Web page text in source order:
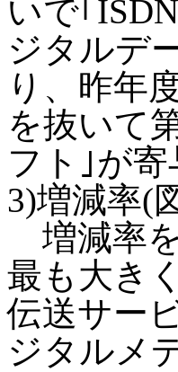
いで｢
ジタルデ
り、昨年
を抜いて
フト｣が
3)増減率(
増減率
最も大き
伝送サー
ジタルメ